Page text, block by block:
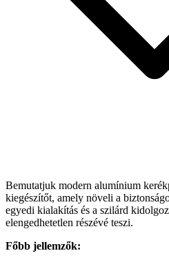
Bemutatjuk modern alumínium
kiegészítőt, amely növeli a
egyedi kialakítás és a szilárd
elengedhetetlen részévé teszi.
Főbb jellemzők: